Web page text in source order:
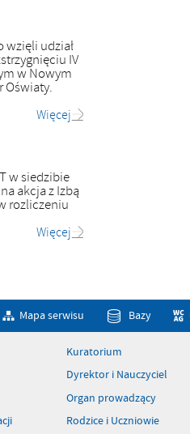
wzięli udział
IV
w Nowym
Oświaty.
Więcej
w siedzibie
akcja z Izbą
rozliczeniu
Więcej
Mapa serwisu Bazy
Kuratorium
Dyrektor i Nauczyciel
Organ prowadzący
Rodzice i Uczniowie